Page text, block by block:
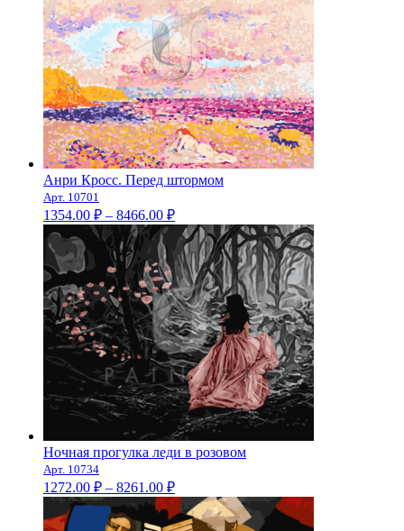
10509.00 ₽
Анри Кросс. Перед штормом
Арт. 10701
1354.00 ₽ – 8466.00 ₽Диапазон
цен:
1354.00 ₽
–
8466.00 ₽
Ночная прогулка леди в розовом
Арт. 10734
1272.00 ₽ – 8261.00 ₽Диапазон
цен:
1272.00 ₽